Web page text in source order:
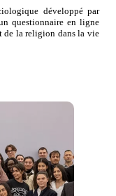
développé par
questionnaire en ligne
de la religion dans la vie